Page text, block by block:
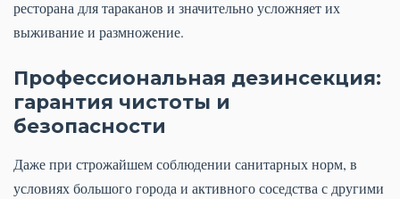
ресторана для тараканов и значительно усложняет их
выживание и размножение.
Профессиональная дезинсекция:
гарантия чистоты и
безопасности
Даже при строжайшем соблюдении санитарных норм, в
условиях большого города и активного соседства с другими